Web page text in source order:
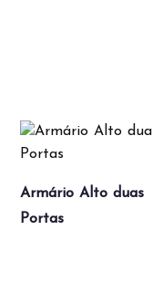
Armário Alto duas
Portas